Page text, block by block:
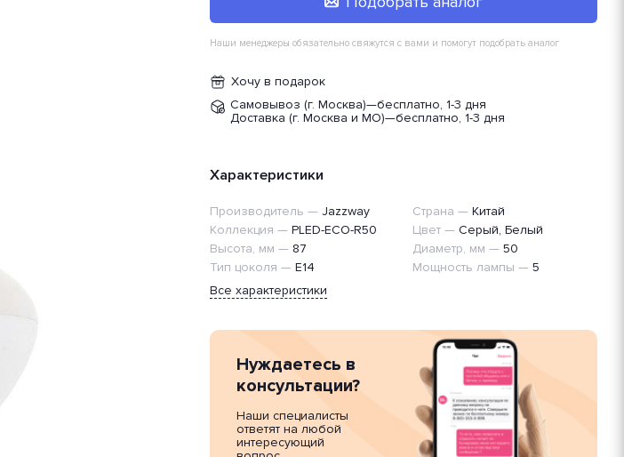
Наши менеджеры обязательно свяжутся с вами и помогут подобрать аналог
Хочу в подарок
Самовывоз (г. Москва)—бесплатно, 1-3 дня
Доставка (г. Москва и МО)—бесплатно, 1-3 дня
Характеристики
Производитель — Jazzway Страна — Китай
Коллекция — PLED-ECO-R50 Цвет — Серый, Белый
Высота, мм — 87 Диаметр, мм — 50
Тип цоколя — E14 Мощность лампы — 5
Все характеристики
Нуждаетесь в
консультации?
Наши специалисты
ответят на любой
интересующий